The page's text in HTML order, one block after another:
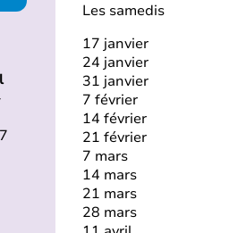
Les samedis
17 janvier
24 janvier
31 janvier
7 février
14 février
21 février
7 mars
14 mars
21 mars
28 mars